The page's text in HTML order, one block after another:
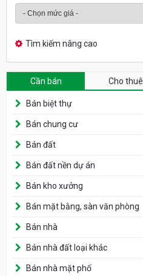
Tìm kiếm nâng cao
Cần bán Cho thuê
Bán biệt thự
Bán chung cư
Bán đất
Bán đất nền dự án
Bán kho xưởng
Bán mặt bằng, sàn văn phòng
Bán nhà
Bán nhà đất loại khác
Bán nhà mặt phố